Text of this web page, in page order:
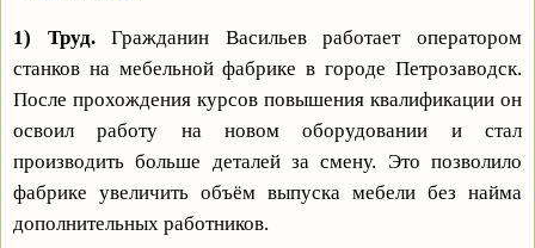
1) Труд.Гражданин Васильев работает оператором
станков на мебельной фабрике в городе Петрозаводск.
После прохождения курсов повышения квалификации он
освоил работу на новом оборудовании и стал
производить больше деталей за смену. Это позволило
фабрике увеличить объём выпуска мебели без найма
дополнительных работников.